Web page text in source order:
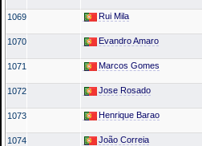
1069 Rui Mila
1070 Evandro Amaro
1071 Marcos Gomes
1072 Jose Rosado
1073 Henrique Barao
1074 João Correia